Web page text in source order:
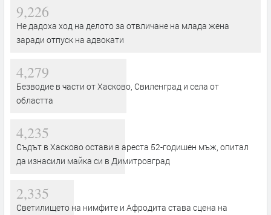
9,226
Не дадоха ход на делото за отвличане на млада жена
заради отпуск на адвокати
4,279
Безводие в части от Хасково, Свиленград и села от
областта
4,235
Съдът в Хасково остави в ареста 52-годишен мъж, опитал
да изнасили майка си в Димитровград
2,335
Светилището на нимфите и Афродита става сцена на